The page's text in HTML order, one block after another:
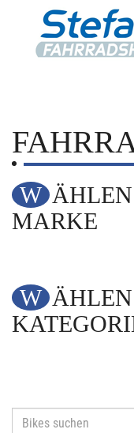
WÄHLEN SIE EINE
MARKE
WÄHLEN SIE DIE